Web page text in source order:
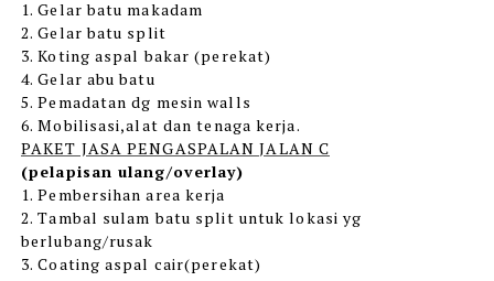
1. Gelar batu makadam
2. Gelar batu split
3. Koting aspal bakar (perekat)
4. Gelar abu batu
5. Pemadatan dg mesin walls
6. Mobilisasi,alat dan tenaga kerja.
PAKET JASA PENGASPALAN JALAN C
(pelapisan ulang/overlay)
1. Pembersihan area kerja
2. Tambal sulam batu split untuk lokasi yg
berlubang/rusak
3. Coating aspal cair(perekat)